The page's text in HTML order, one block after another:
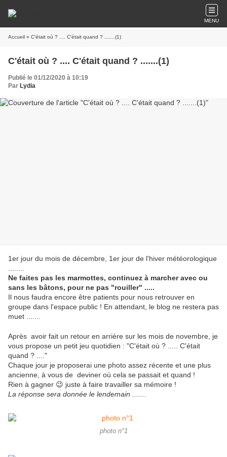
MENU
Accueil » C'était où ? .... C'était quand ? .......(1)
C'était où ? .... C'était quand ? .......(1)
Publié le 01/12/2020 à 10:19
Par Lydia
1er jour du mois de décembre, 1er jour de l'hiver météorologique
Ne faites pas les marmottes, continuez à marcher avec ou
sans les bâtons, pour ne pas "rouiller" .....
Il nous faudra encore être patients pour nous retrouver en
groupe dans l'espace public ! En attendant, le blog ne restera pas
muet .......
Après avoir fait un retour en arrière sur les mois de novembre, je
vous propose un petit jeu quotidien : "C'était où ? ..... C'était
quand ? ...."
Chaque jour je proposerai une photo assez récente et une plus
ancienne, à vous de deviner où cela se passait et quand !
Rien à gagner 😉 juste à faire travailler sa mémoire !
La réponse sera donnée le lendemain .......
photo n°1